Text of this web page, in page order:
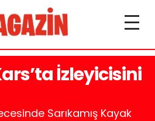
İzleyicisini
Sarıkamış Kayak